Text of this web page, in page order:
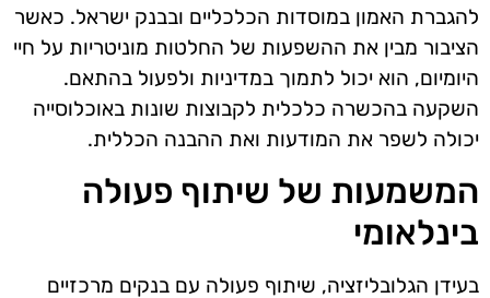
להגברת האמון במוסדות הכלכליים ובבנק ישראל. כאשר
הציבור מבין את ההשפעות של החלטות מוניטריות על חיי
היומיום, הוא יכול לתמוך במדיניות ולפעול בהתאם.
השקעה בהכשרה כלכלית לקבוצות שונות באוכלוסייה
יכולה לשפר את המודעות ואת ההבנה הכללית.
המשמעות של שיתוף פעולה
בינלאומי
בעידן הגלובליזציה, שיתוף פעולה עם בנקים מרכזיים